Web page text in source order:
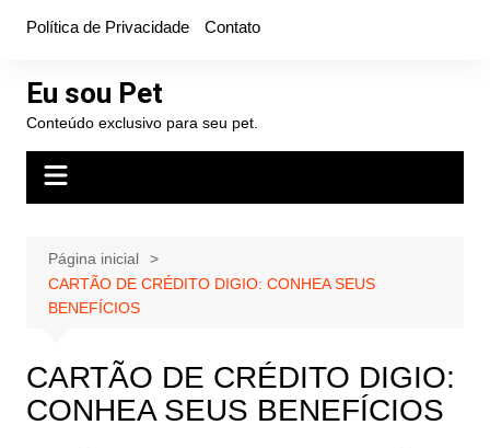
conteúdo
Política de Privacidade Contato
Eu sou Pet
Conteúdo exclusivo para seu pet.
Página inicial
CARTÃO DE CRÉDITO DIGIO: CONHEA SEUS
BENEFÍCIOS
CARTÃO DE CRÉDITO DIGIO:
CONHEA SEUS BENEFÍCIOS